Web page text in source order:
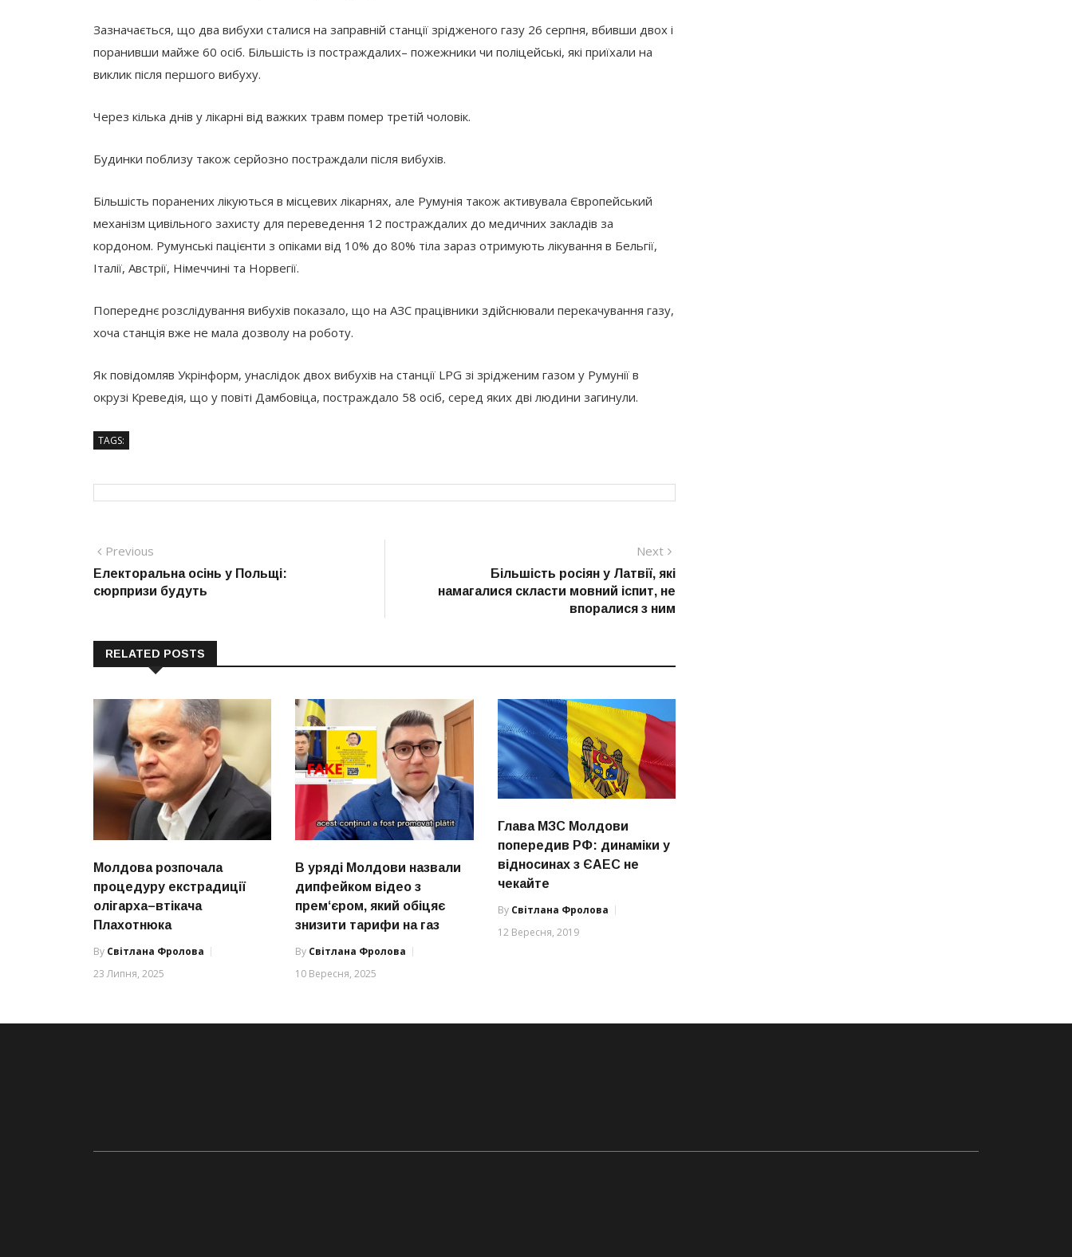
Зазначається, що два вибухи сталися на заправній станції зрідженого газу 26 серпня, вбивши двох і
поранивши майже 60 осіб. Більшість із постраждалих– пожежники чи поліцейські, які приїхали на
виклик після першого вибуху.
Через кілька днів у лікарні від важких травм помер третій чоловік.
Будинки поблизу також серйозно постраждали після вибухів.
Більшість поранених лікуються в місцевих лікарнях, але Румунія також активувала Європейський
механізм цивільного захисту для переведення 12 постраждалих до медичних закладів за
кордоном. Румунські пацієнти з опіками від 10% до 80% тіла зараз отримують лікування в Бельгії,
Італії, Австрії, Німеччині та Норвегії.
Попереднє розслідування вибухів показало, що на АЗС працівники здійснювали перекачування газу,
хоча станція вже не мала дозволу на роботу.
Як повідомляв Укрінформ, унаслідок двох вибухів на станції LPG зі зрідженим газом у Румунії в
окрузі Креведія, що у повіті Дамбовіца, постраждало 58 осіб, серед яких дві людини загинули.
TAGS:
Навігація
записів
Previous
post:
Електоральна осінь у Польщі:
сюрпризи будуть
Next
post:
Більшість росіян у Латвії, які
намагалися скласти мовний іспит, не
впоралися з ним
RELATED POSTS
Молдова розпочала
процедуру екстрадиції
олігарха–втікача
Плахотнюка
By Світлана Фролова
23 Липня, 2025
В уряді Молдови назвали
дипфейком відео з
прем‘єром, який обіцяє
знизити тарифи на газ
By Світлана Фролова
10 Вересня, 2025
Глава МЗС Молдови
попередив РФ: динаміки у
відносинах з ЄАЕС не
чекайте
By Світлана Фролова
12 Вересня, 2019